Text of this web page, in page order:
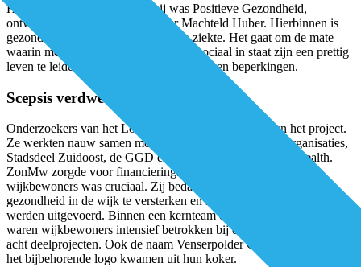
Het verbindend concept daarbij was Positieve Gezondheid,
ontwikkeld door arts-onderzoeker Machteld Huber. Hierbinnen is
gezondheid niet de afwezigheid van ziekte. Het gaat om de mate
waarin mensen fysiek, emotioneel en sociaal in staat zijn een prettig
leven te leiden; ondanks eventuele ziekte en beperkingen.
Scepsis verdwenen
Onderzoekers van het Louis Bolk Instituut begeleidden het project.
Ze werkten nauw samen met (lokale) zorg- en welzijnsorganisaties,
Stadsdeel Zuidoost, de GGD en het Institute for Positive Health.
ZonMw zorgde voor financiering. Maar vooral de rol van
wijkbewoners was cruciaal. Zij bedachten deelprojecten om de
gezondheid in de wijk te versterken en stemden over welke hiervan
werden uitgevoerd. Binnen een kernteam en lokaal expertteam
waren wijkbewoners intensief betrokken bij de uitvoering van de
acht deelprojecten. Ook de naam Venserpolder Groeit en Leeft! en
het bijbehorende logo kwamen uit hun koker.